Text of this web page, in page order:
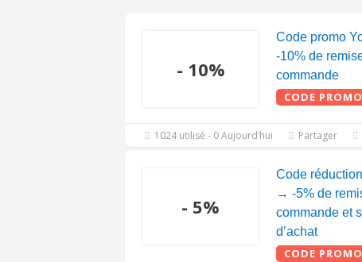
- 10%
Code promo
-10% de
commande
CODE PROMO
1024 utilisé - 0 Aujourd’hui Partager
- 5%
Code
→ -5% de
commande et
d’achat
CODE PROMO